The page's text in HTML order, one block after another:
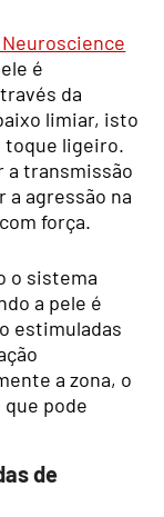
é
da
limiar, isto
toque ligeiro.
a transmissão
a agressão na
força.
o sistema
a pele é
estimuladas
a zona, o
pode
de